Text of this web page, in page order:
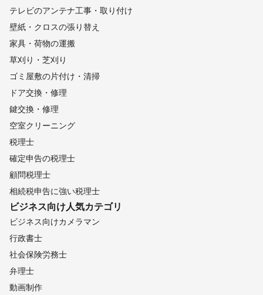
テレビのアンテナ工事・取り付け
壁紙・クロスの張り替え
家具・荷物の運搬
草刈り・芝刈り
ゴミ屋敷の片付け・清掃
ドア交換・修理
鍵交換・修理
空室クリーニング
税理士
確定申告の税理士
顧問税理士
相続税申告に強い税理士
ビジネス向け人気カテゴリ
ビジネス向けカメラマン
行政書士
社会保険労務士
弁理士
動画制作